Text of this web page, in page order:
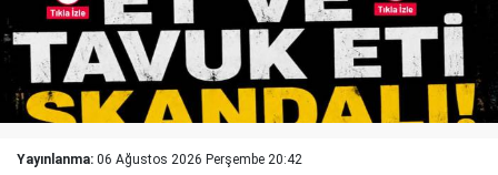
Yayınlanma: 06 Ağustos 2026 Perşembe 20:42